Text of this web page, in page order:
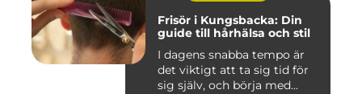
Frisör i Kungsbacka: Din
guide till hårhälsa och stil
I dagens snabba tempo är
det viktigt att ta sig tid för
sig själv, och börja med...